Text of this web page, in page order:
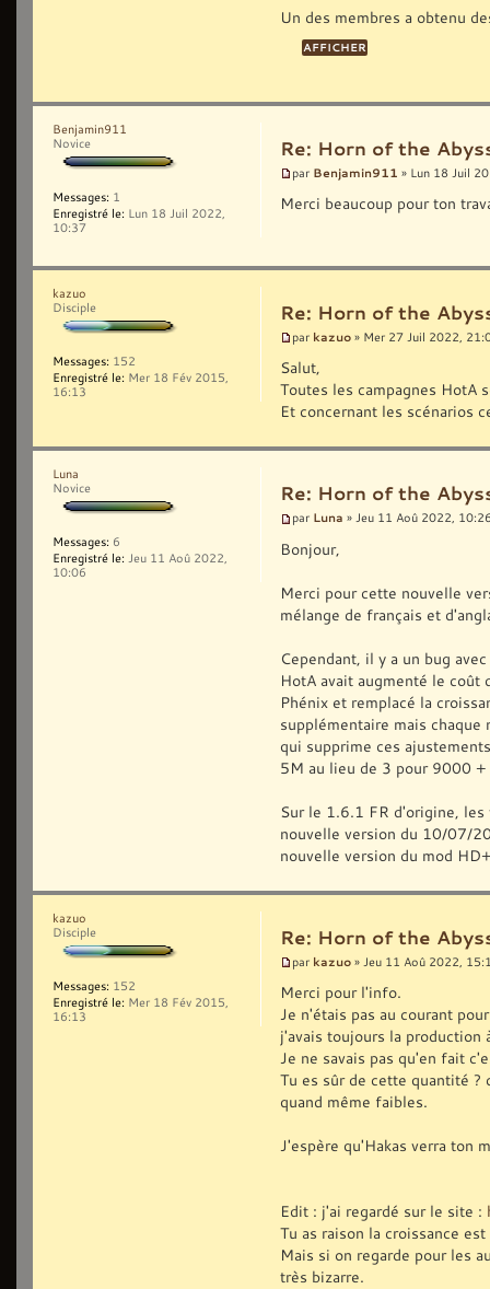
Un des membres a obtenu
Re: Horn of the
par Benjamin911 » Lun 18 Juil
Merci beaucoup pour ton
Benjamin911
Novice
Messages: 1
Enregistré le: Lun 18 Juil 2022,
10:37
Re: Horn of the
par kazuo » Mer 27 Juil 2022,
Salut,
Toutes les campagnes HotA
Et concernant les scénarios
kazuo
Disciple
Messages: 152
Enregistré le: Mer 18 Fév 2015,
16:13
Re: Horn of the
par Luna » Jeu 11 Aoû 2022,
Bonjour,
Merci pour cette nouvelle
mélange de français et
Cependant, il y a un bug
HotA avait augmenté le coût
Phénix et remplacé la
supplémentaire mais
qui supprime ces
5M au lieu de 3 pour 9000
Sur le 1.6.1 FR d'origine,
nouvelle version du 10/07/
nouvelle version du mod
Luna
Novice
Messages: 6
Enregistré le: Jeu 11 Aoû 2022,
10:06
Re: Horn of the
par kazuo » Jeu 11 Aoû 2022,
Merci pour l'info.
Je n'étais pas au courant
j'avais toujours la production
Je ne savais pas qu'en fait
Tu es sûr de cette quantité ?
quand même faibles.
J'espère qu'Hakas verra ton
Edit : j'ai regardé sur le site :
Tu as raison la croissance
Mais si on regarde pour les
très bizarre.
kazuo
Disciple
Messages: 152
Enregistré le: Mer 18 Fév 2015,
16:13